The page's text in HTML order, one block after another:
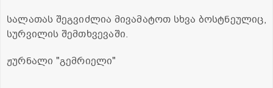
სალათას შეგვიძლია მივამატოთ სხვა ბოსტნეულიც,
სურვილის შემთხვევაში.
ჟურნალი "გემრიელი"